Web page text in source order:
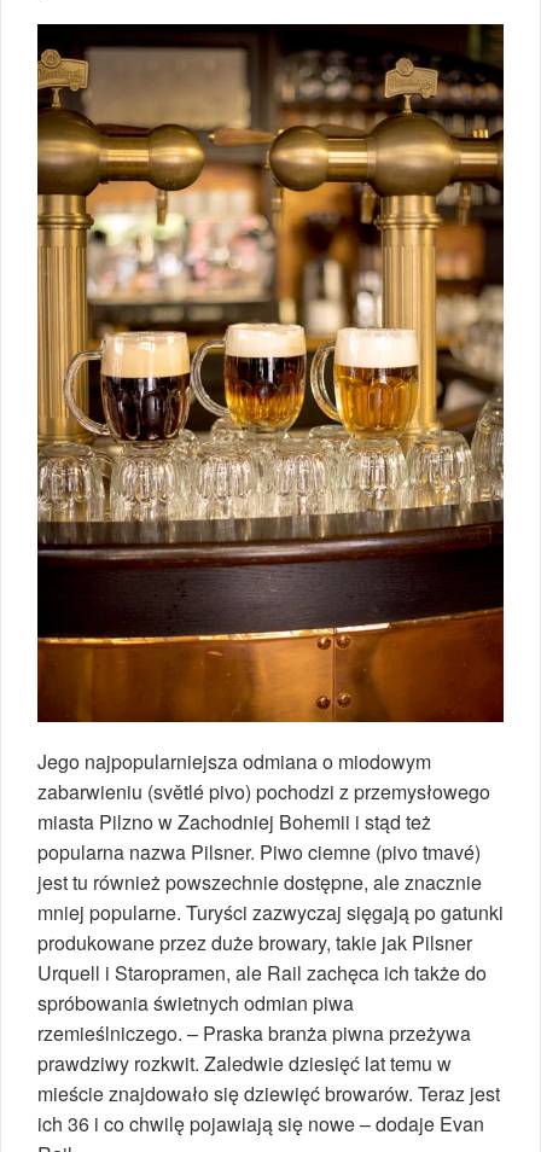
Jego najpopularniejsza odmiana o miodowym
zabarwieniu (světlé pivo) pochodzi z przemysłowego
miasta Pilzno w Zachodniej Bohemii i stąd też
popularna nazwa Pilsner. Piwo ciemne (pivo tmavé)
jest tu również powszechnie dostępne, ale znacznie
mniej popularne. Turyści zazwyczaj sięgają po gatunki
produkowane przez duże browary, takie jak Pilsner
Urquell i Staropramen, ale Rail zachęca ich także do
spróbowania świetnych odmian piwa
rzemieślniczego. – Praska branża piwna przeżywa
prawdziwy rozkwit. Zaledwie dziesięć lat temu w
mieście znajdowało się dziewięć browarów. Teraz jest
ich 36 i co chwilę pojawiają się nowe – dodaje Evan